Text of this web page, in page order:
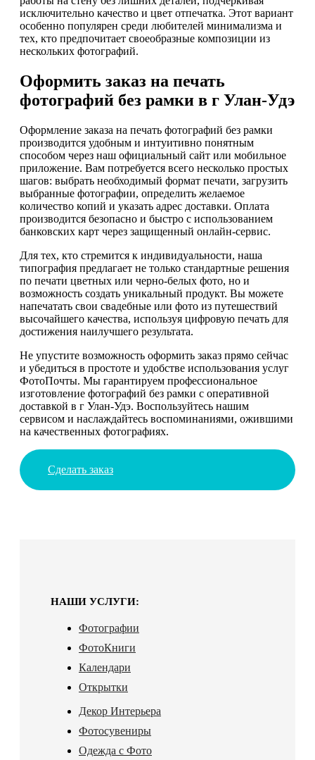
исключительно качество и цвет отпечатка. Этот вариант
особенно популярен среди любителей минимализма и
тех, кто предпочитает своеобразные композиции из
нескольких фотографий.
Оформить заказ на печать
фотографий без рамки в г Улан-Удэ
Оформление заказа на печать фотографий без рамки
производится удобным и интуитивно понятным
способом через наш официальный сайт или мобильное
приложение. Вам потребуется всего несколько простых
шагов: выбрать необходимый формат печати, загрузить
выбранные фотографии, определить желаемое
количество копий и указать адрес доставки. Оплата
производится безопасно и быстро с использованием
банковских карт через защищенный онлайн-сервис.
Для тех, кто стремится к индивидуальности, наша
типография предлагает не только стандартные решения
по печати цветных или черно-белых фото, но и
возможность создать уникальный продукт. Вы можете
напечатать свои свадебные или фото из путешествий
высочайшего качества, используя цифровую печать для
достижения наилучшего результата.
Не упустите возможность оформить заказ прямо сейчас
и убедиться в простоте и удобстве использования услуг
ФотоПочты. Мы гарантируем профессиональное
изготовление фотографий без рамки с оперативной
доставкой в г Улан-Удэ. Воспользуйтесь нашим
сервисом и наслаждайтесь воспоминаниями, ожившими
на качественных фотографиях.
Сделать заказ
НАШИ УСЛУГИ:
Фотографии
ФотоКниги
Календари
Открытки
Декор Интерьера
Фотосувениры
Одежда с Фото